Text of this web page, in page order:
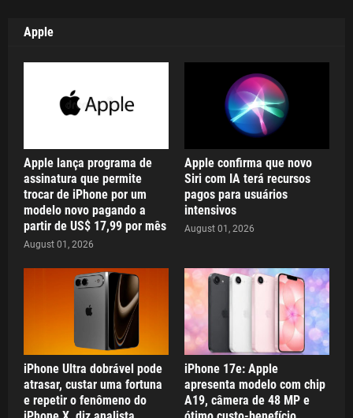
Apple
Apple lança programa de
assinatura que permite
trocar de iPhone por um
modelo novo pagando a
partir de US$ 17,99 por mês
August 01, 2026
Apple confirma que novo
Siri com IA terá recursos
pagos para usuários
intensivos
August 01, 2026
iPhone Ultra dobrável pode
atrasar, custar uma fortuna
e repetir o fenômeno do
iPhone 17e: Apple
apresenta modelo com chip
A19, câmera de 48 MP e